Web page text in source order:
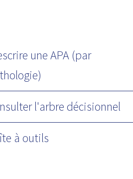
une APA (par
l'arbre décisionnel
à outils